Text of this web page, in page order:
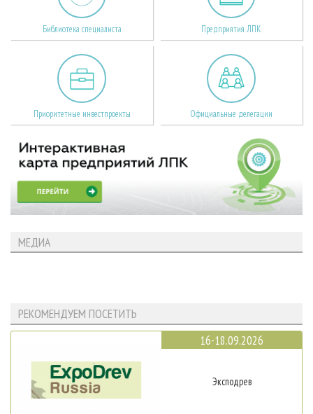
Библиотека специалиста Предприятия ЛПК
Приоритетные инвестпроекты Официальные делегации
МЕДИА
РЕКОМЕНДУЕМ ПОСЕТИТЬ
16-18.09.2026
Эксподрев